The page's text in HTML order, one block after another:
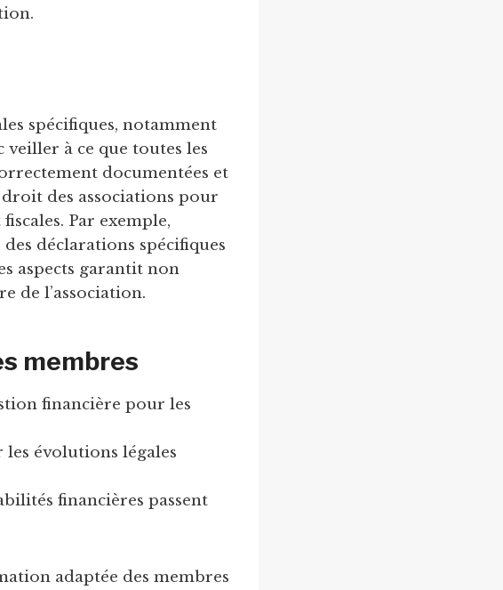
spécifiques, notamment
à ce que toutes les
documentées et
des associations pour
Par exemple,
déclarations spécifiques
aspects garantit non
de l’association.
membres
financière pour les
les évolutions légales
financières passent
adaptée des membres